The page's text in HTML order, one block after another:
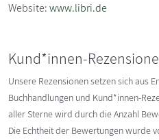
Website:www.libri.de
Kund*innen-
Unsere Rezensionen setzen sich aus
Buchhandlungen und Kund*innen-
aller Sterne wird durch die Anzahl
Die Echtheit der Bewertungen wurde